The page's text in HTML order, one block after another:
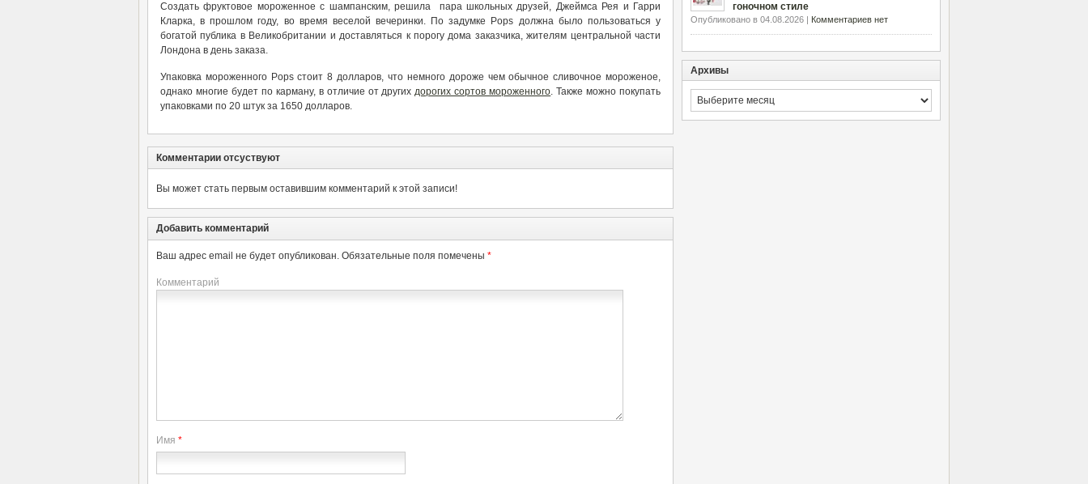
Создать фруктовое мороженное с шампанским, решила пара школьных друзей, Джеймса Рея и Гарри
Кларка, в прошлом году, во время веселой вечеринки. По задумке Pops должна было пользоваться у
богатой публика в Великобритании и доставляться к порогу дома заказчика, жителям центральной части
Лондона в день заказа.
Упаковка мороженного Pops стоит 8 долларов, что немного дороже чем обычное сливочное мороженое,
однако многие будет по карману, в отличие от другихдорогих сортов мороженного. Также можно покупать
упаковками по 20 штук за 1650 долларов.
Комментарии отсуствуют
Вы может стать первым оставившим комментарий к этой записи!
Добавить комментарий
Ваш адрес email не будет опубликован. Обязательные поля помечены *
Комментарий
Имя *
гоночном стиле
Опубликовано в 04.08.2026 | Комментариев нет
Архивы
Архивы